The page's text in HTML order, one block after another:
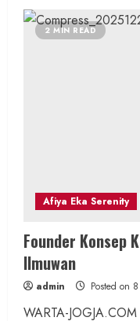
2 MIN READ
Afiya Eka Serenity
Founder Konsep
Ilmuwan
admin Posted on
WARTA-